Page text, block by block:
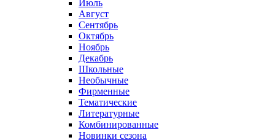
Июль
Август
Сентябрь
Октябрь
Ноябрь
Декабрь
Школьные
Необычные
Фирменные
Тематические
Литературные
Комбинированные
Новинки сезона